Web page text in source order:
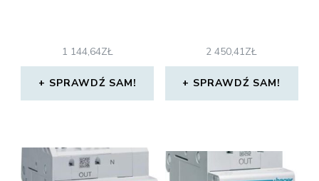
1 144,64ZŁ
SPRAWDŹ SAM!
2 450,41ZŁ
SPRAWDŹ SAM!